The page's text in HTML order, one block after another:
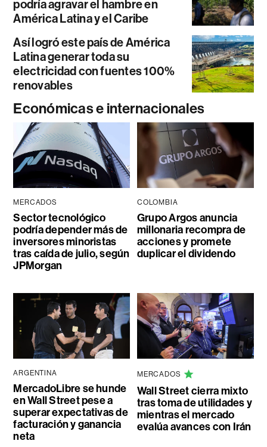
podría agravar el hambre en
América Latina y el Caribe
Así logró este país de América
Latina generar toda su
electricidad con fuentes 100%
renovables
Económicas e internacionales
MERCADOS
Sector tecnológico
podría depender más de
inversores minoristas
tras caída de julio, según
JPMorgan
COLOMBIA
Grupo Argos anuncia
millonaria recompra de
acciones y promete
duplicar el dividendo
ARGENTINA
MercadoLibre se hunde
en Wall Street pese a
superar expectativas de
facturación y ganancia
neta
MERCADOS
Wall Street cierra mixto
tras toma de utilidades y
mientras el mercado
evalúa avances con Irán